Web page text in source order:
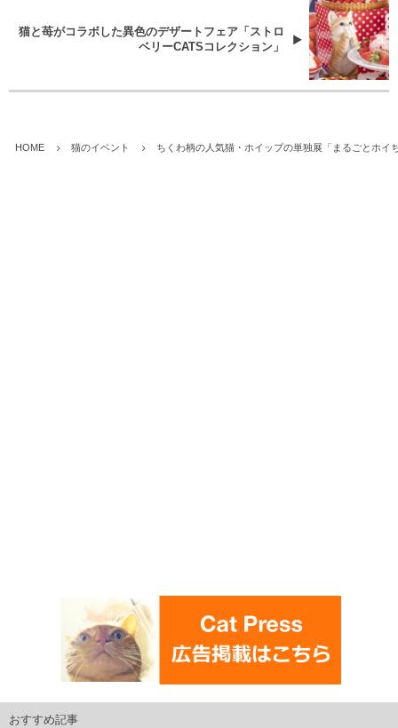
猫と苺がコラボした異色のデザートフェア「ストロ
ベリーCATSコレクション」
HOME 猫のイベント ちくわ柄の人気猫・ホイップの単独展「まるごとホイ
おすすめ記事